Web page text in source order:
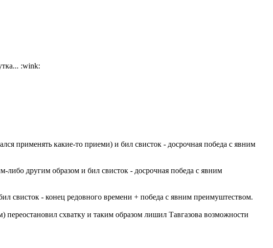
:wink:
применять какие-то приеми) и бил свисток - досрочная победа с явним
другим образом и бил свисток - досрочная победа с явним
свисток - конец редовного времени + победа с явним преимуштеством.
схватку и таким образом лишил Тавгазова возможности